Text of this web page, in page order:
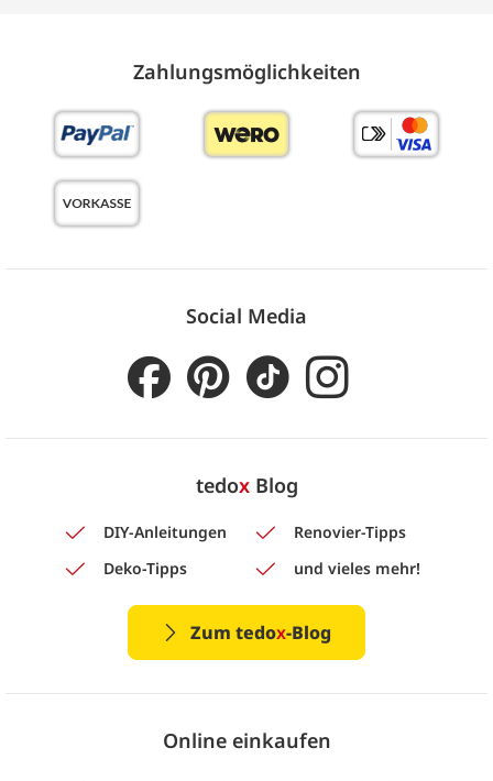
Zahlungs­möglich­keiten
Social Media
tedoxBlog
DIY-Anleitungen
Renovier-Tipps
Deko-Tipps
und vieles mehr!
Zum tedox-Blog
Online einkaufen